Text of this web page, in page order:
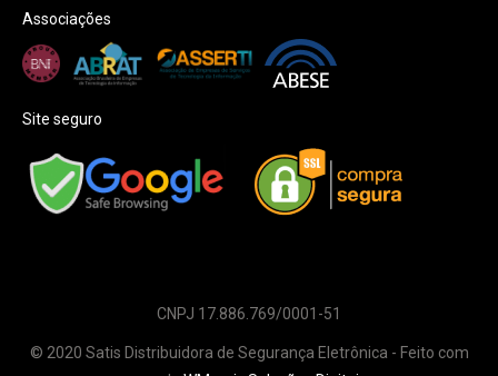
Associações
Site seguro
CNPJ 17.886.769/0001-51
© 2020 Satis Distribuidora de Segurança Eletrônica - Feito com